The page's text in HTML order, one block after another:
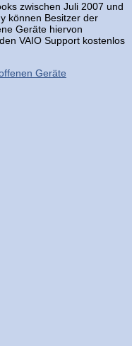
zwischen Juli 2007 und
können Besitzer der
Geräte hiervon
VAIO Support kostenlos
Geräte